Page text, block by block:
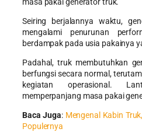
masa pakai generator truk.
Seiring berjalannya waktu,
mengalami penurunan
berdampak pada usia pakainya
Padahal, truk membutuhkan
berfungsi secara normal,
kegiatan operasional.
memperpanjang masa pakai
Baca Juga: Mengenal Kabin
Populernya